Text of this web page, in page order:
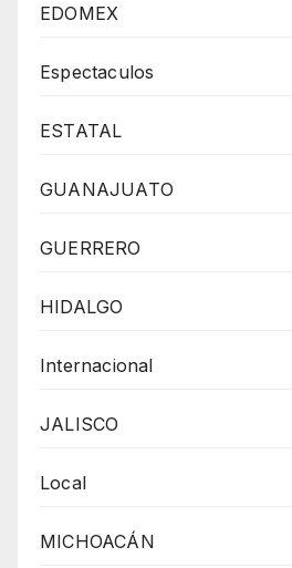
EDOMEX
Espectaculos
ESTATAL
GUANAJUATO
GUERRERO
HIDALGO
Internacional
JALISCO
Local
MICHOACÁN